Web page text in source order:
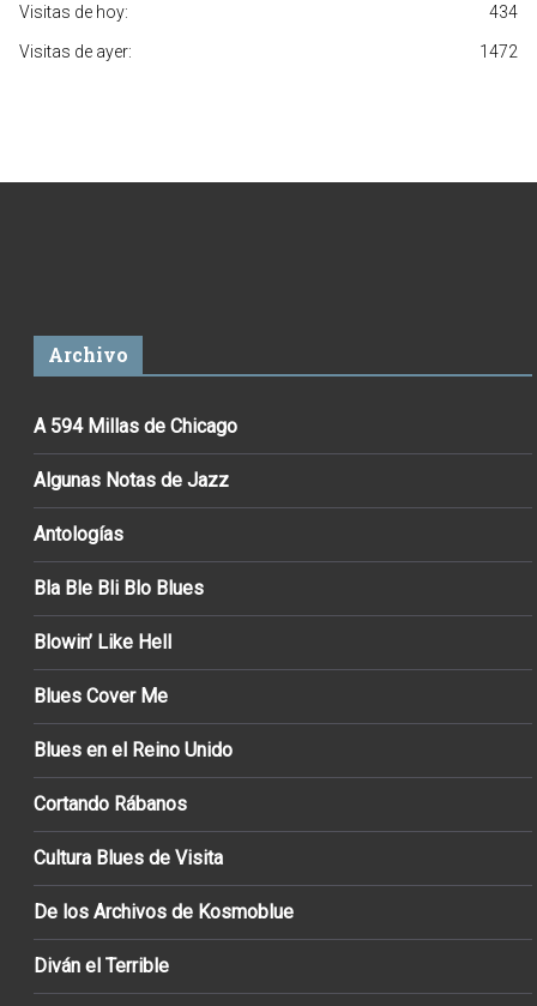
434
Visitas de hoy:
1472
Visitas de ayer:
Archivo
A 594 Millas de Chicago
Algunas Notas de Jazz
Antologías
Bla Ble Bli Blo Blues
Blowin’ Like Hell
Blues Cover Me
Blues en el Reino Unido
Cortando Rábanos
Cultura Blues de Visita
De los Archivos de Kosmoblue
Diván el Terrible